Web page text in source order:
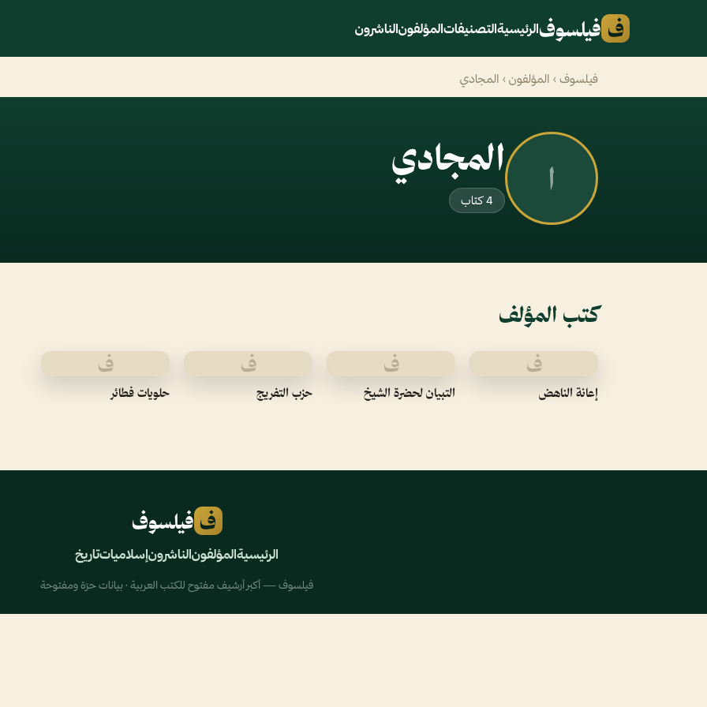
ف فيلسوفالرئيسيةالتصنيفاتالمؤلفونالناشرون
فيلسوف › المؤلفون › المجادي
ا المجادي
4 كتاب
كتب المؤلف
ف
إعانة الناهض
ف
التبيان لحضرة الشيخ
ف
حزب التفريج
ف
حلويات فطائر
ف فيلسوف
الرئيسيةالمؤلفونالناشرونإسلامياتتاريخ
فيلسوف — أكبر أرشيف مفتوح للكتب العربية · بيانات حرّة ومفتوحة